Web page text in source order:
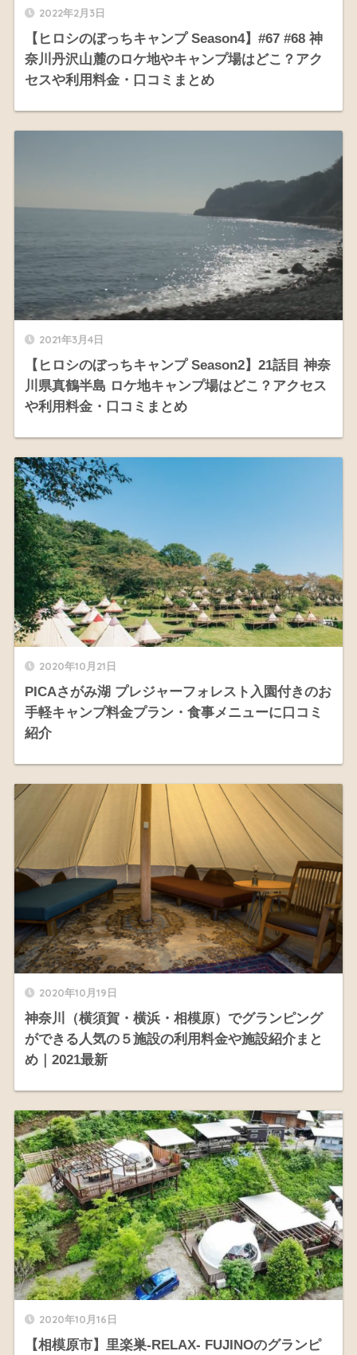
2022年2月3日
【ヒロシのぼっちキャンプ Season4】#67 #68 神
奈川丹沢山麓のロケ地やキャンプ場はどこ？アク
セスや利用料金・口コミまとめ
2021年3月4日
【ヒロシのぼっちキャンプ Season2】21話目 神奈
川県真鶴半島 ロケ地キャンプ場はどこ？アクセス
や利用料金・口コミまとめ
2020年10月21日
PICAさがみ湖 プレジャーフォレスト入園付きのお
手軽キャンプ料金プラン・食事メニューに口コミ
紹介
2020年10月19日
神奈川（横須賀・横浜・相模原）でグランピング
ができる人気の５施設の利用料金や施設紹介まと
め｜2021最新
2020年10月16日
【相模原市】里楽巣-RELAX- FUJINOのグランピ